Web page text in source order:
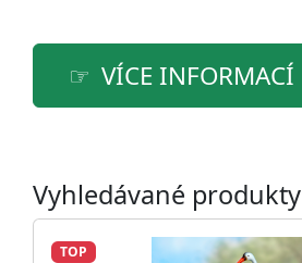
VÍCE INFORMACÍ
Vyhledávané produkty
TOP